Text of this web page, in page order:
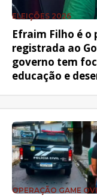
ELEIÇÕES 2026
Efraim Filho é
registrada ao
governo tem
educação e
OPERAÇÃO GAME